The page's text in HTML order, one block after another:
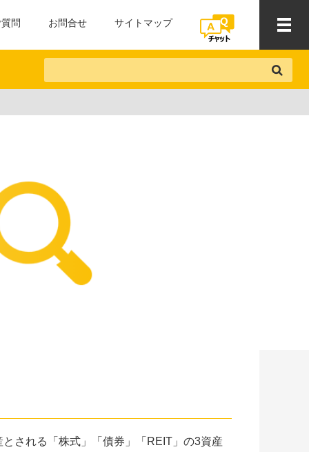
問 お問合せ サイトマップ
される「株式」「債券」「REIT」の3資産